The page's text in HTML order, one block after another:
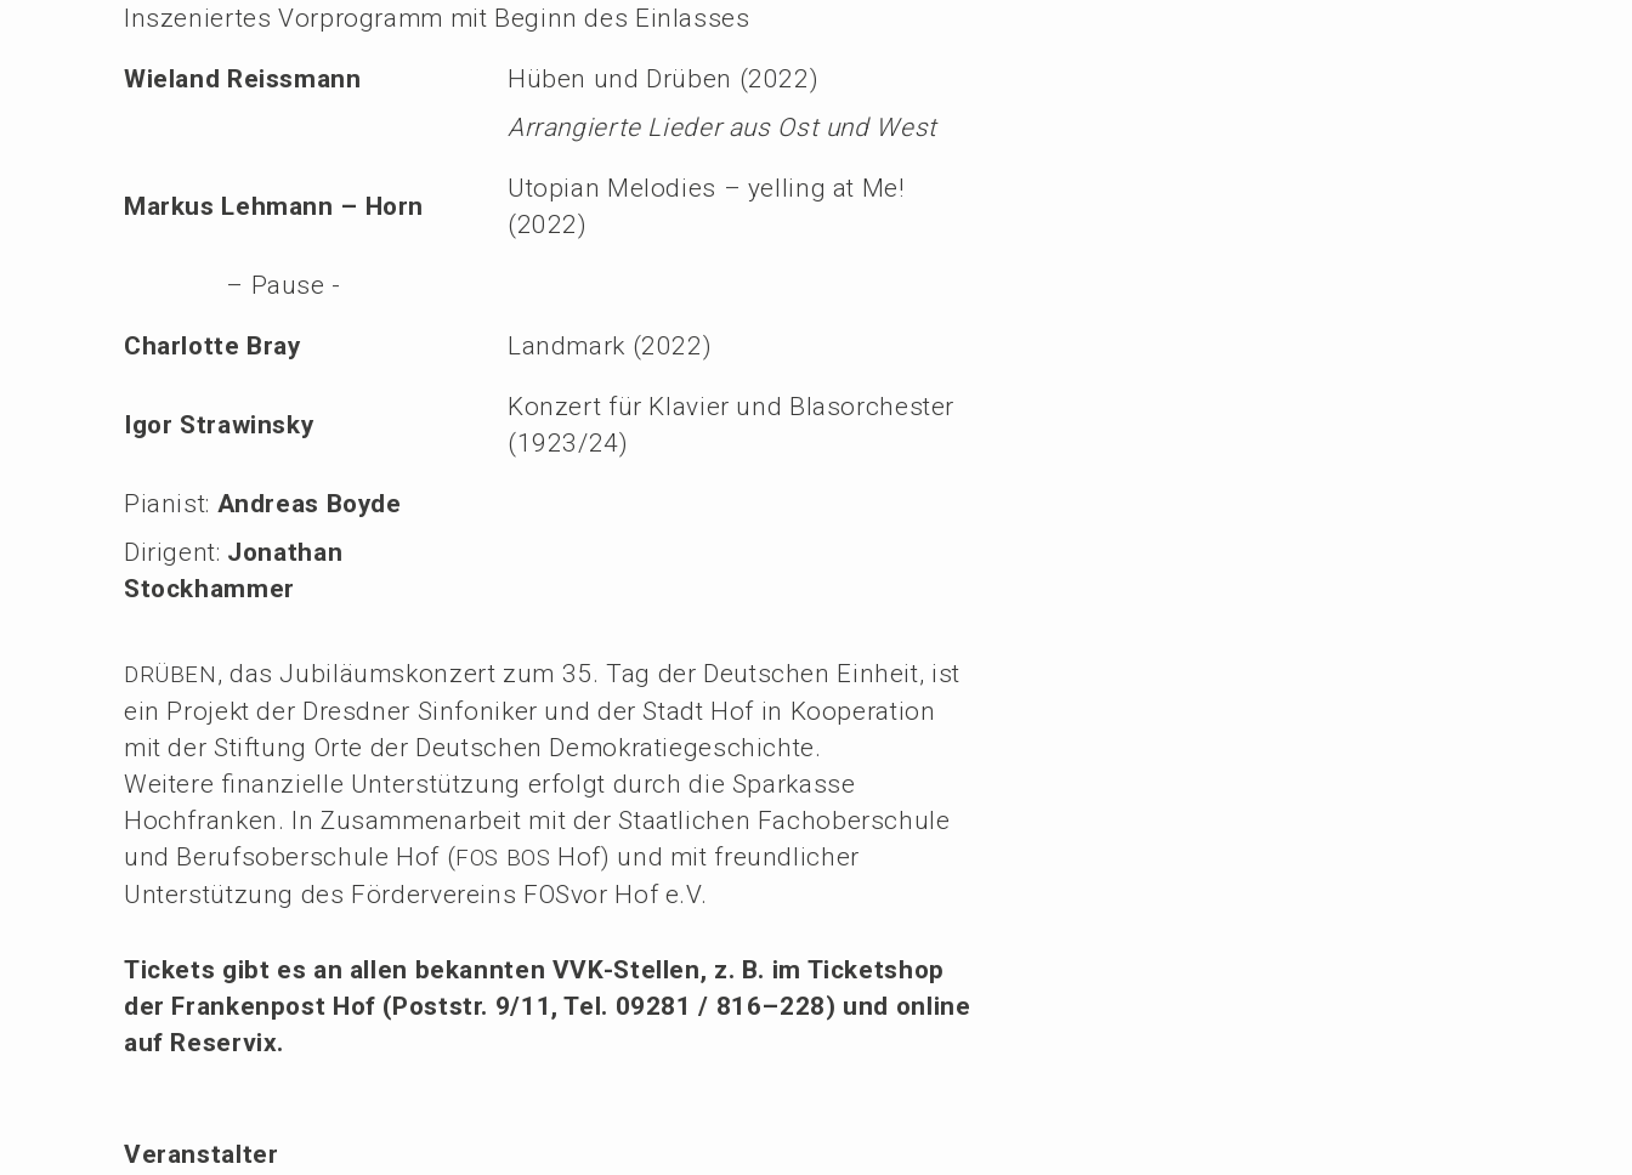
Insze­nier­tes Vorpro­gramm mit Beginn des Einlasses
Wieland Reiss­mann
Hüben und Drüben (2022)
Arran­gier­te Lieder aus Ost und West
Markus Lehmann – Horn
Utopian Melodies – yelling at Me!
(2022)
– Pause -
Charlot­te Bray Landmark (2022)
Igor Strawin­sky
Konzert für Klavier und Blasor­ches­ter
(1923/24)
Pianist: Andre­as Boyde
Dirigent: Jonathan
Stock­ham­mer
DRÜBEN, das Jubilä­ums­kon­zert zum 35. Tag der Deutschen Einheit, ist
ein Projekt der Dresd­ner Sinfo­ni­ker und der Stadt Hof in Koope­ra­ti­on
mit der Stiftung Orte der Deutschen Demokratiegeschichte.
Weite­re finan­zi­el­le Unter­stüt­zung erfolgt durch die Sparkas­se
Hochfran­ken. In Zusam­men­ar­beit mit der Staat­li­chen Fachober­schu­le
und Berufs­ober­schu­le Hof (FOS BOS Hof) und mit freund­li­cher
Unter­stüt­zung des Förder­ver­eins FOSvor Hof e.V.
Tickets gibt es an allen bekann­ten VVK-Stellen, z. B. im Ticket­shop
der Franken­post Hof (Poststr. 9/11, Tel. 09281 / 816–228) und online
auf Reservix.
Veranstalter